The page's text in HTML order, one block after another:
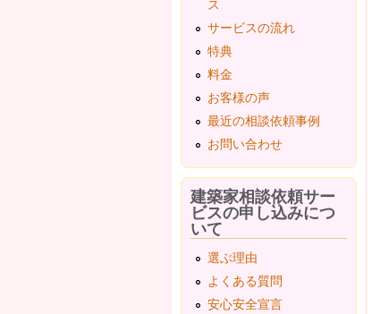
ス
サービスの流れ
特典
料金
お客様の声
最近の相談依頼事例
お問い合わせ
建築家相談依頼サー
ビスの申し込みにつ
いて
選ぶ理由
よくある質問
安心安全宣言